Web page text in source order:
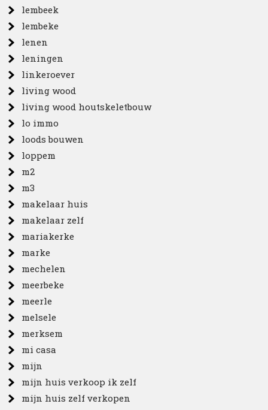
lembeek
lembeke
lenen
leningen
linkeroever
living wood
living wood houtskeletbouw
lo immo
loods bouwen
loppem
m2
m3
makelaar huis
makelaar zelf
mariakerke
marke
mechelen
meerbeke
meerle
melsele
merksem
mi casa
mijn
mijn huis verkoop ik zelf
mijn huis zelf verkopen